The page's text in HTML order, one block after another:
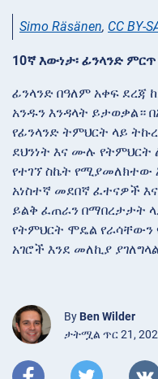
Simo Räsänen, CC BY-
10ኛ እውነታ፡ ፊንላንድ
ፊንላንድ በዓለም አቀፍ ደረጃ
አንዱን እንዳላት ይታወቃል።
የፊንላንድ ትምህርት ላይ
ደህንነት እና ሙሉ የትምህርት
የተገኘ ስኬት የሚያመለክተው
አነስተኛ መደበኛ ፈተናዎች
ይልቅ ፈጠራን በማበረታታት
የትምህርት ሞዴል
አገሮች እንደ መለኪያ
By Ben Wilder
ታትሟል ጥር 21,